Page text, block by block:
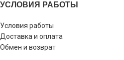
УСЛОВИЯ РАБОТЫ
Условия работы
Доставка и оплата
Обмен и возврат